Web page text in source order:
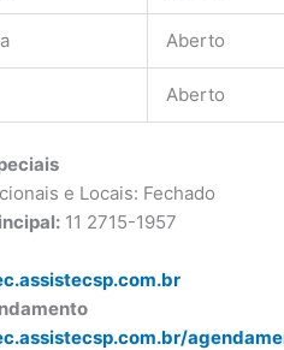
Aberto
Aberto
e Locais: Fechado
11 2715-1957